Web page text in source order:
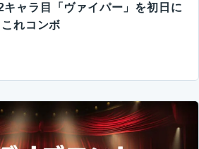
キャラ目「ヴァイパー」を初日に
れコンボ